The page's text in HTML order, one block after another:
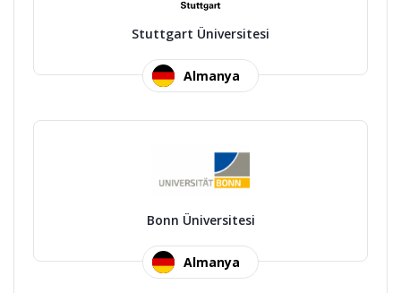
Stuttgart Üniversitesi
Almanya
Bonn Üniversitesi
Almanya